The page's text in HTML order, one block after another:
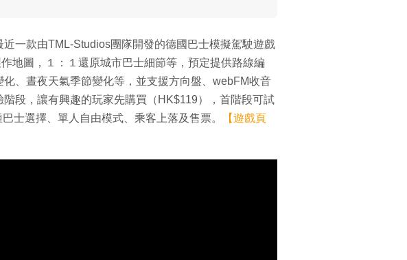
一款由TML-Studios團隊開發的德國巴士模擬駕駛遊戲
地圖，１：１還原城市巴士細節等，預定提供路線編
、晝夜天氣季節變化等，並支援方向盤、webFM收音
段，讓有興趣的玩家先購買（HK$119），首階段可試
士選擇、單人自由模式、乘客上落及售票。
【遊戲頁